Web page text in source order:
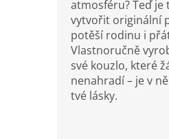
atmosféru? Teď je
vytvořit originální
potěší rodinu i
Vlastnoručně
své kouzlo, které
nenahradí – je v
tvé lásky.